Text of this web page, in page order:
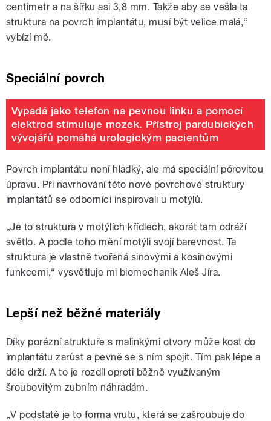
centimetr a na šířku asi 3,8 mm. Takže aby se vešla ta
struktura na povrch implantátu, musí být velice malá,“
vybízí mě.
Speciální povrch
Vypadá jako telefon na pevnou linku a pomocí
elektrod stimuluje mozek. Přístroj pardubických
vývojářů pomáhá urologickým pacientům
Povrch implantátu není hladký, ale má speciální pórovitou
úpravu. Při navrhování této nové povrchové struktury
implantátů se odborníci inspirovali u motýlů.
„Je to struktura v motýlích křídlech, akorát tam odráží
světlo. A podle toho mění motýli svojí barevnost. Ta
struktura je vlastně tvořená sinovými a kosinovými
funkcemi,“ vysvětluje mi biomechanik Aleš Jíra.
Lepší než běžné materiály
Díky porézní struktuře s malinkými otvory může kost do
implantátu zarůst a pevně se s ním spojit. Tím pak lépe a
déle drží. A to je rozdíl oproti běžně využívaným
šroubovitým zubním náhradám.
„V podstatě je to forma vrutu, která se zašroubuje do